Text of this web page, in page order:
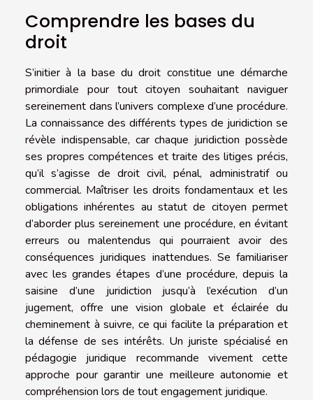
Comprendre les bases du
droit
S’initier à la base du droit constitue une démarche
primordiale pour tout citoyen souhaitant naviguer
sereinement dans l’univers complexe d’une procédure.
La connaissance des différents types de juridiction se
révèle indispensable, car chaque juridiction possède
ses propres compétences et traite des litiges précis,
qu’il s’agisse de droit civil, pénal, administratif ou
commercial. Maîtriser les droits fondamentaux et les
obligations inhérentes au statut de citoyen permet
d’aborder plus sereinement une procédure, en évitant
erreurs ou malentendus qui pourraient avoir des
conséquences juridiques inattendues. Se familiariser
avec les grandes étapes d’une procédure, depuis la
saisine d’une juridiction jusqu’à l’exécution d’un
jugement, offre une vision globale et éclairée du
cheminement à suivre, ce qui facilite la préparation et
la défense de ses intérêts. Un juriste spécialisé en
pédagogie juridique recommande vivement cette
approche pour garantir une meilleure autonomie et
compréhension lors de tout engagement juridique.